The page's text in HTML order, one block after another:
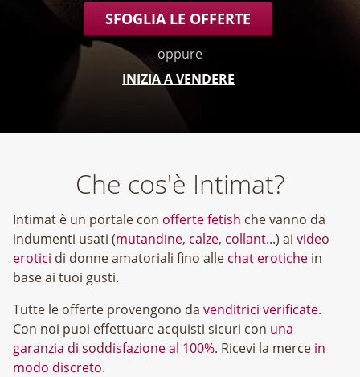
SFOGLIA LE OFFERTE
oppure
INIZIA A VENDERE
Che cos'è Intimat?
Intimat è un portale con offerte fetish che vanno da
indumenti usati (mutandine, calze, collant...) ai video
erotici di donne amatoriali fino alle chat erotiche in
base ai tuoi gusti.
Tutte le offerte provengono da venditrici verificate.
Con noi puoi effettuare acquisti sicuri con una
garanzia di soddisfazione al 100%. Ricevi la merce in
modo discreto.